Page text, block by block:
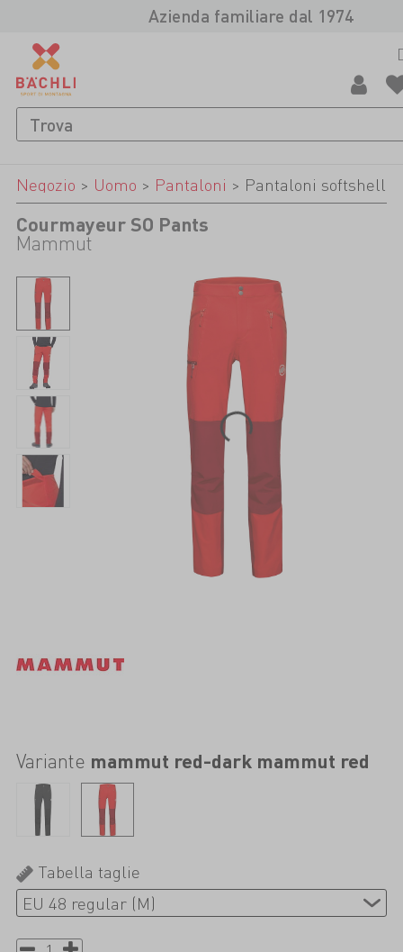
Azienda familiare dal 1974
Negozio > Uomo > Pantaloni > Pantaloni softshell
Courmayeur SO Pants
Mammut
Variante mammut red-dark mammut red
Tabella taglie